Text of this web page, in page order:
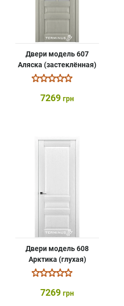
Двери модель 607
Аляска (застеклённая)
7269 грн
Двери модель 608
Арктика (глухая)
7269 грн